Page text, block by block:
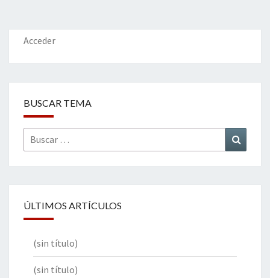
o
k
n
ar
Acceder
BUSCAR TEMA
Buscar
por:
ÚLTIMOS ARTÍCULOS
(sin título)
(sin título)